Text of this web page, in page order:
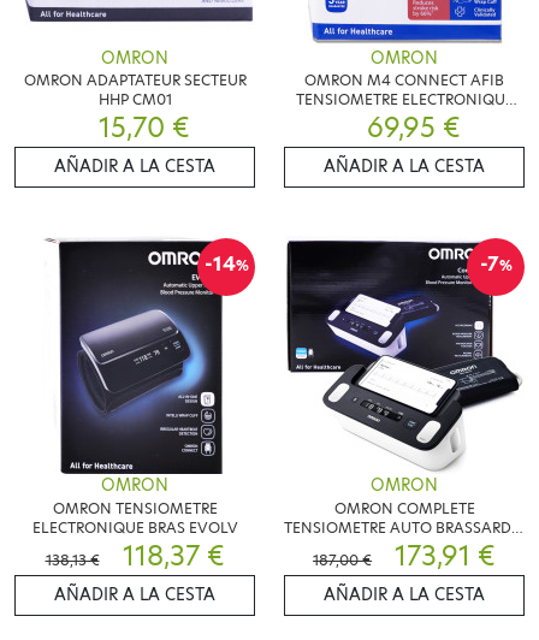
OMRON
OMRON ADAPTATEUR SECTEUR
HHP CM01
15,70 €
AÑADIR A LA CESTA
OMRON
OMRON M4 CONNECT AFIB
TENSIOMETRE ELECTRONIQUE
BRAS
69,95 €
AÑADIR A LA CESTA
-14%
OMRON
OMRON TENSIOMETRE
ELECTRONIQUE BRAS EVOLV
138,13 €
118,37 €
AÑADIR A LA CESTA
-7%
OMRON
OMRON COMPLETE
TENSIOMETRE AUTO BRASSARD +
ECG
187,00 € 173,91 €
AÑADIR A LA CESTA